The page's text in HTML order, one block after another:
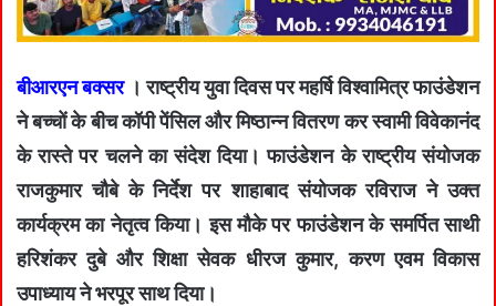
बीआरएन बक्सर। राष्ट्रीय युवा दिवस पर महर्षि विश्वामित्र फाउंडेशन
ने बच्चों के बीच कॉपी पेंसिल और मिष्ठान्न वितरण कर स्वामी विवेकानंद
के रास्ते पर चलने का संदेश दिया। फाउंडेशन के राष्ट्रीय संयोजक
राजकुमार चौबे के निर्देश पर शाहाबाद संयोजक रविराज ने उक्त
कार्यक्रम का नेतृत्व किया। इस मौके पर फाउंडेशन के समर्पित साथी
हरिशंकर दुबे और शिक्षा सेवक धीरज कुमार, करण एवम विकास
उपाध्याय ने भरपूर साथ दिया।